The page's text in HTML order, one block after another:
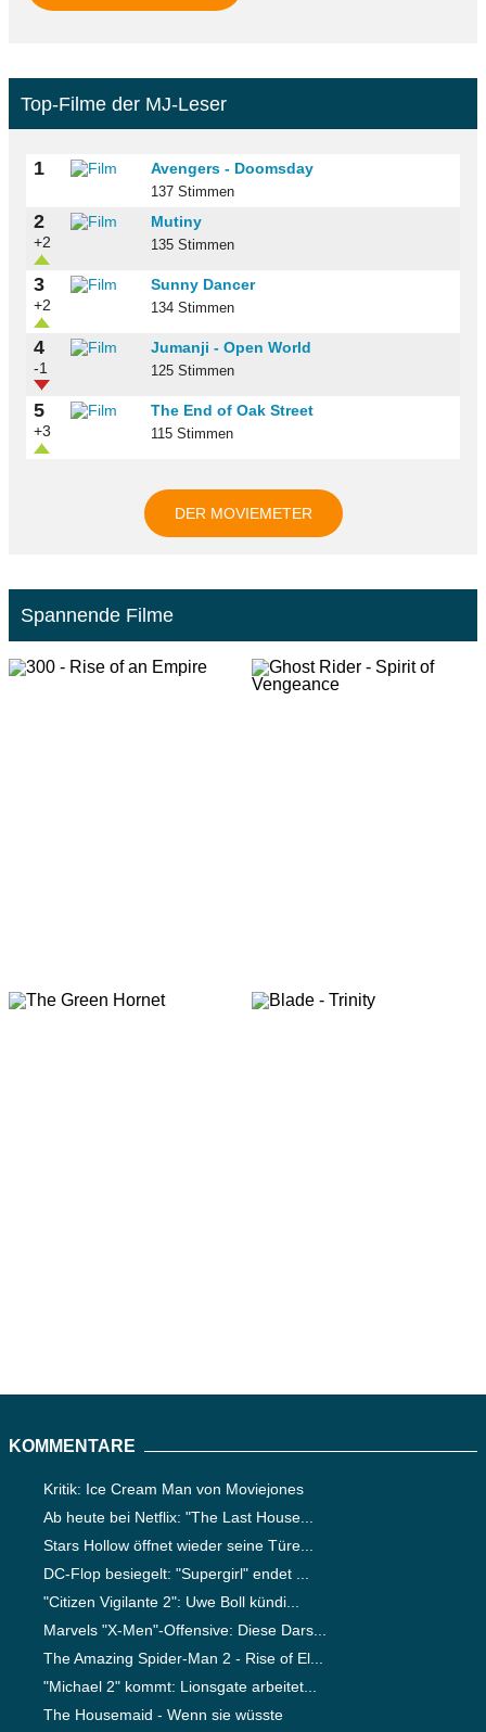
Top-Filme der MJ-Leser
1 Avengers - Doomsday
137 Stimmen
2
+2
Mutiny
135 Stimmen
3
+2
Sunny Dancer
134 Stimmen
4
-1
Jumanji - Open World
125 Stimmen
5
+3
The End of Oak Street
115 Stimmen
DER MOVIEMETER
Spannende Filme
KOMMENTARE
Kritik: Ice Cream Man von Moviejones
Ab heute bei Netflix: "The Last House...
Stars Hollow öffnet wieder seine Türe...
DC-Flop besiegelt: "Supergirl" endet ...
"Citizen Vigilante 2": Uwe Boll kündi...
Marvels "X-Men"-Offensive: Diese Dars...
The Amazing Spider-Man 2 - Rise of El...
"Michael 2" kommt: Lionsgate arbeitet...
The Housemaid - Wenn sie wüsste